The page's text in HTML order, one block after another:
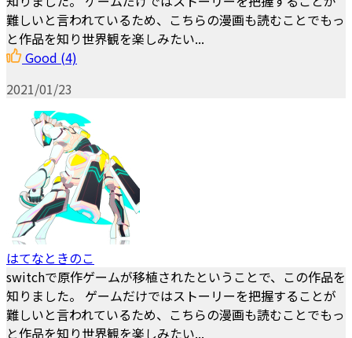
難しいと言われているため、こちらの漫画も読むことでもっ
と作品を知り世界観を楽しみたい...
Good (4)
2021/01/23
はてなときのこ
switchで原作ゲームが移植されたということで、この作品を
知りました。 ゲームだけではストーリーを把握することが
難しいと言われているため、こちらの漫画も読むことでもっ
と作品を知り世界観を楽しみたい...